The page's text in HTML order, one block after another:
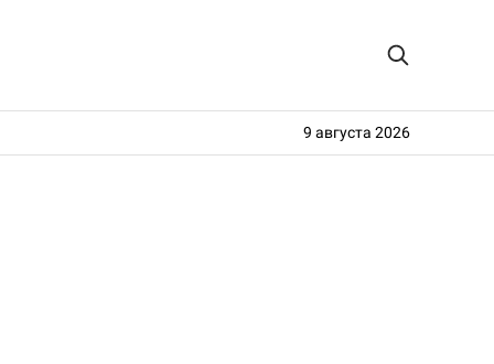
9 августа 2026